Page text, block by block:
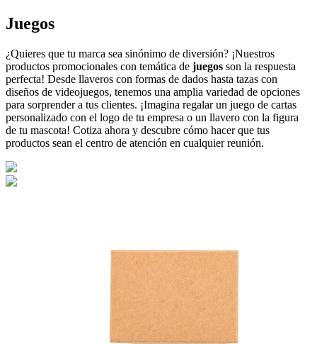
Juegos
¿Quieres que tu marca sea sinónimo de diversión? ¡Nuestros
productos promocionales con temática de juegos son la respuesta
perfecta! Desde llaveros con formas de dados hasta tazas con
diseños de videojuegos, tenemos una amplia variedad de opciones
para sorprender a tus clientes. ¡Imagina regalar un juego de cartas
personalizado con el logo de tu empresa o un llavero con la figura
de tu mascota! Cotiza ahora y descubre cómo hacer que tus
productos sean el centro de atención en cualquier reunión.